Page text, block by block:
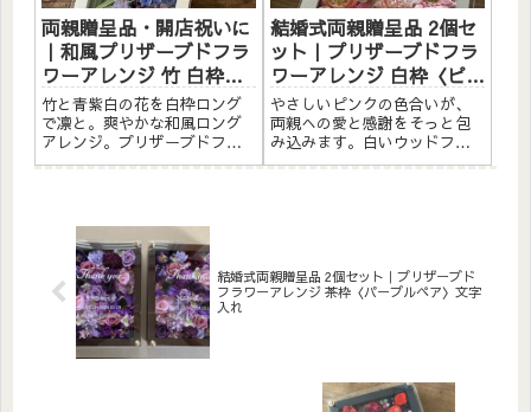
両親贈呈品・開店祝いに
｜和風プリザーブドフラ
ワーアレンジ 竹 白枠ロ
ング〈青紫白〉文字入れ
竹と青紫白の花を白枠ロング
で凛と。爽やかな和風ロング
アレンジ。プリザーブドフラ
ワーと素材をたっぷりアレン
品に開店祝い・サロンオープ
ン祝いに長寿のお祝いに退職
祝いに...
結婚式両親贈呈品 2個セ
ット｜プリザーブドフラ
ワーアレンジ 白枠〈ピン
クペア〉文字入れ
やさしいピンクの色合いが、
両親への愛と感謝をそっと包
み込みます。白いウッドフレ
ームにプリザーブドフラワー
します...
結婚式両親贈呈品 2個セット｜プリザーブド
フラワーアレンジ 茶枠〈パープルペア〉文字
入れ